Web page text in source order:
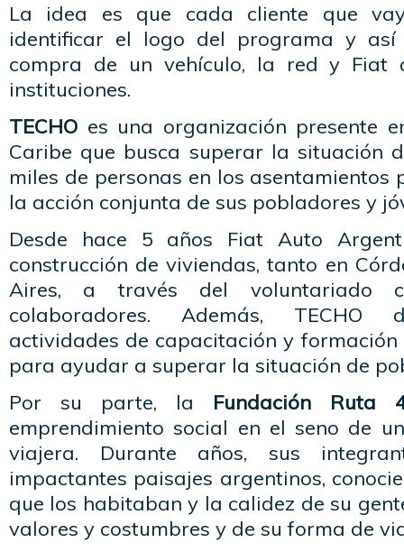
La idea es que cada cliente que
identificar el logo del programa y así
compra de un vehículo, la red y Fiat
instituciones.
TECHO es una organización presente
Caribe que busca superar la situación
miles de personas en los asentamientos
la acción conjunta de sus pobladores y
Desde hace 5 años Fiat Auto
construcción de viviendas, tanto en
Aires, a través del voluntariado
colaboradores. Además, TECHO
actividades de capacitación y
para ayudar a superar la situación de
Por su parte, la Fundación Ruta
emprendimiento social en el seno de
viajera. Durante años, sus
impactantes paisajes argentinos,
que los habitaban y la calidez de su
valores y costumbres y de su forma de